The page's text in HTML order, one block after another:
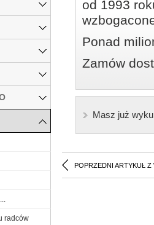
od 1993
Ponad
Zamów
Masz już
POPRZEDNI ARTYKUŁ Z
radców